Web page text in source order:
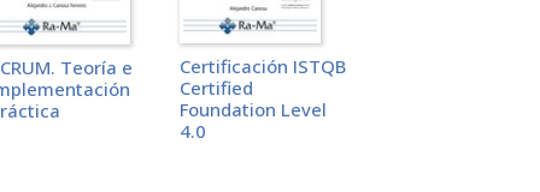
Teoría e
Certificación ISTQB
Certified
Foundation Level
4.0